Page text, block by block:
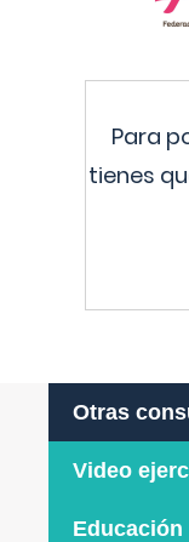
Para
tienes
Otras
Video
Educación